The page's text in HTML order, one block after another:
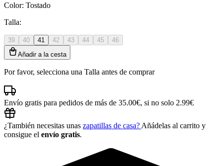
Color: Tostado
Talla:
39 40 41 42 43 44 45
46
Añadir a la cesta
Por favor, selecciona una Talla antes de comprar
Envío gratis para pedidos de más de 35.00€, si no solo 2.99€
¿También necesitas unas zapatillas de casa? Añádelas al carrito y
consigue el envío gratis.